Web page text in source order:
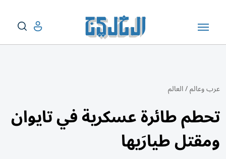
عرب وعالم/العالم
تحطم طائرة عسكرية في تايوان
ومقتل طيارَيها